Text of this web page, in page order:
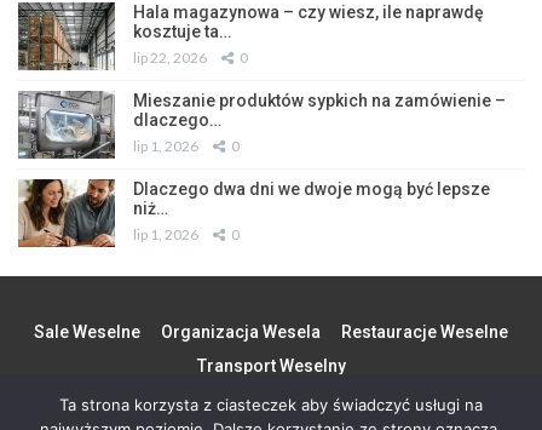
Hala magazynowa – czy wiesz, ile naprawdę
kosztuje ta…
lip 22, 2026 0
Mieszanie produktów sypkich na zamówienie –
dlaczego…
lip 1, 2026 0
Dlaczego dwa dni we dwoje mogą być lepsze
niż…
lip 1, 2026 0
Sale Weselne Organizacja Wesela
Restauracje Weselne
Transport Weselny
Ta strona korzysta z ciasteczek aby świadczyć usługi na